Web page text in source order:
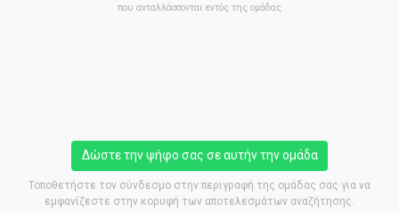
που ανταλλάσσονται εντός της ομάδας
Δώστε την ψήφο σας σε αυτήν την ομάδα
Τοποθετήστε τον σύνδεσμο στην περιγραφή της ομάδας σας για να
εμφανίζεστε στην κορυφή των αποτελεσμάτων αναζήτησης.